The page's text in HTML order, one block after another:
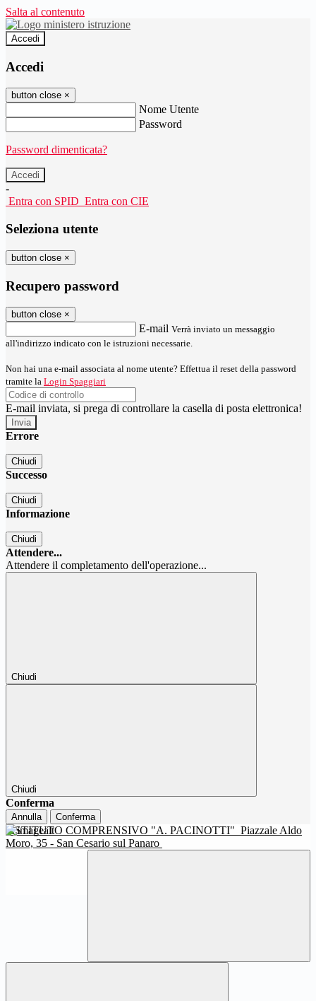
Salta al contenuto
Accedi
Accedi
button close ×
Nome Utente
Password
Password dimenticata?
-
Entra con SPID Entra con CIE
Seleziona utente
button close ×
Recupero password
button close ×
E-mail Verrà inviato un messaggio
all'indirizzo indicato con le istruzioni necessarie.
Non hai una e-mail associata al nome utente? Effettua il reset della password
tramite la Login Spaggiari
E-mail inviata, si prega di controllare la casella di posta elettronica!
Errore
Chiudi
Successo
Chiudi
Informazione
Chiudi
Attendere...
Attendere il completamento dell'operazione...
Chiudi
Chiudi
Conferma
Annulla Conferma
ISTITUTO COMPRENSIVO "A. PACINOTTI" Piazzale Aldo
Moro, 35 - San Cesario sul Panaro